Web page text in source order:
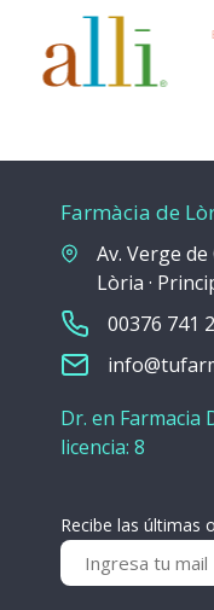
Farmàcia de
Av. Verge
Lòria ·
00376 741
Dr. en Farmacia
licencia: 8
Recibe las últimas